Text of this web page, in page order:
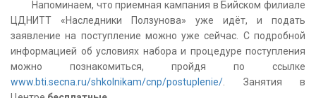
Напоминаем, что приемная кампания в Бийском филиале
ЦДНИТТ «Наследники Ползунова» уже идёт, и подать
заявление на поступление можно уже сейчас. С подробной
информацией об условиях набора и процедуре поступления
можно познакомиться, пройдя по ссылке
www.bti.secna.ru/shkolnikam/cnp/postuplenie/ . Занятия в